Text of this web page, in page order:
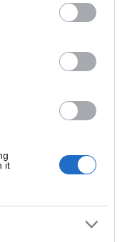
it
Βρετανία:
συστηματική
σε
ΟΙΚΟΝΟΜΙΑ
δισ. ευρώ για
06/08/26 -
του Παρθενώνα:
Βρετανία»